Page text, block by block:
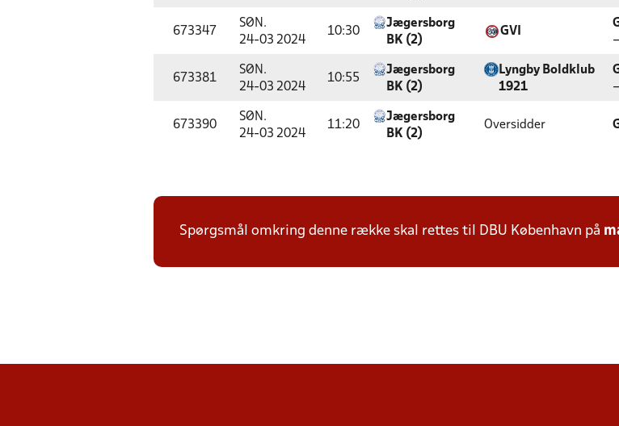
673347
SØN.
24-03 2024
10:30
Jægersborg
BK (2)
GVI
673381
SØN.
24-03 2024
10:55
Jægersborg
BK (2)
Lyngby Boldklub
1921
673390
SØN.
24-03 2024
11:20
Jægersborg
BK (2)
Oversidder
Spørgsmål omkring denne række skal rettes til DBU København på